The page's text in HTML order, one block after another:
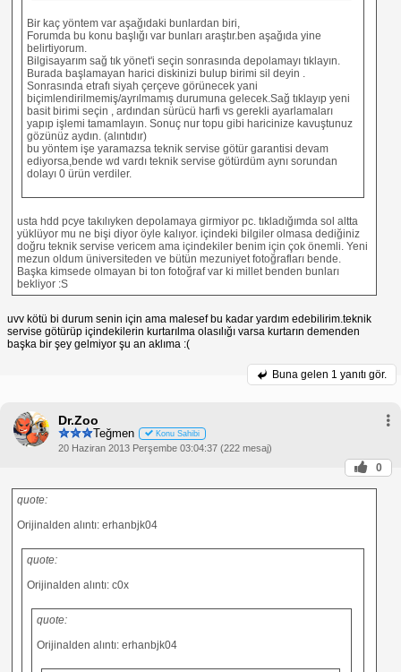
Bir kaç yöntem var aşağıdaki bunlardan biri,
Forumda bu konu başlığı var bunları araştır.ben aşağıda yine
belirtiyorum.
Bilgisayarım sağ tık yönet'i seçin sonrasında depolamayı tıklayın.
Burada başlamayan harici diskinizi bulup birimi sil deyin .
Sonrasında etrafı siyah çerçeve görünecek yani
biçimlendirilmemiş/ayrılmamış durumuna gelecek.Sağ tıklayıp yeni
basit birimi seçin , ardından sürücü harfi vs gerekli ayarlamaları
yapıp işlemi tamamlayın. Sonuç nur topu gibi haricinize kavuştunuz
gözünüz aydın. (alıntıdır)
bu yöntem işe yaramazsa teknik servise götür garantisi devam
ediyorsa,bende wd vardı teknik servise götürdüm aynı sorundan
dolayı 0 ürün verdiler.
usta hdd pcye takılıyken depolamaya girmiyor pc. tıkladığımda sol altta
yüklüyor mu ne bişi diyor öyle kalıyor. içindeki bilgiler olmasa dediğiniz
doğru teknik servise vericem ama içindekiler benim için çok önemli. Yeni
mezun oldum üniversiteden ve bütün mezuniyet fotoğrafları bende.
Başka kimsede olmayan bi ton fotoğraf var ki millet benden bunları
bekliyor :S
uvv kötü bi durum senin için ama malesef bu kadar yardım edebilirim.teknik
servise götürüp içindekilerin kurtarılma olasılığı varsa kurtarın demenden
başka bir şey gelmiyor şu an aklıma :(
Buna gelen 1 yanıtı gör.
Dr.Zoo
Teğmen Konu Sahibi
20 Haziran 2013 Perşembe 03:04:37 (222 mesaj)
0
quote:
Orijinalden alıntı: erhanbjk04
quote:
Orijinalden alıntı: c0x
quote:
Orijinalden alıntı: erhanbjk04